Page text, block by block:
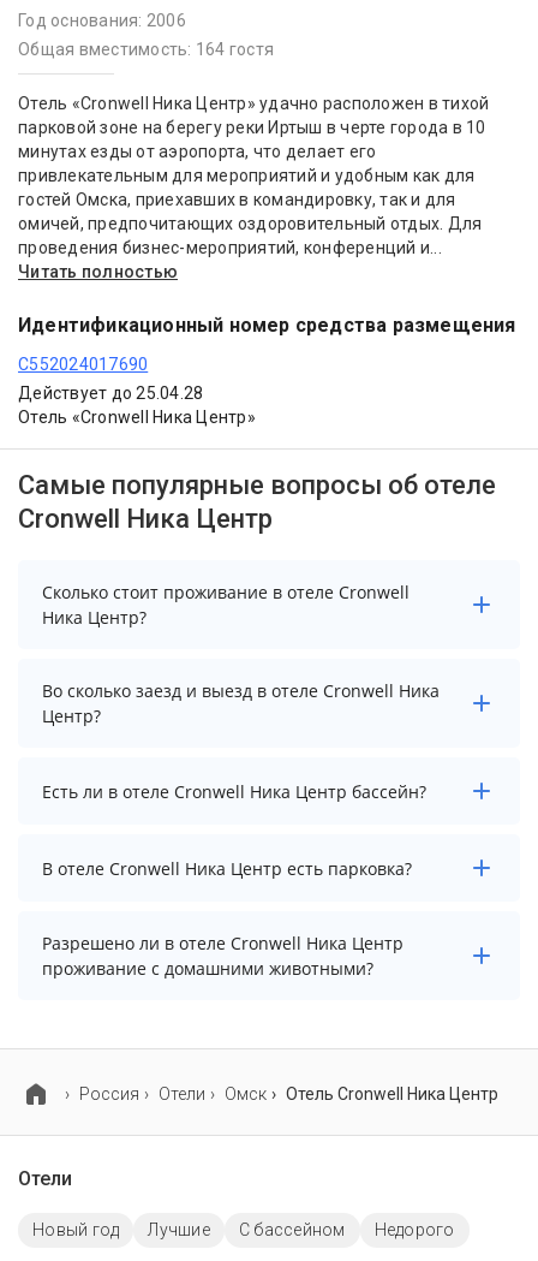
Год основания: 2006
Общая вместимость: 164 гостя
Отель «Cronwell Ника Центр» удачно расположен в тихой
парковой зоне на берегу реки Иртыш в черте города в 10
минутах езды от аэропорта, что делает его
привлекательным для мероприятий и удобным как для
гостей Омска, приехавших в командировку, так и для
омичей, предпочитающих оздоровительный отдых. Для
проведения бизнес-мероприятий, конференций и...
Читать полностью
Идентификационный номер средства размещения
С552024017690
Действует до 25.04.28
Отель «Cronwell Ника Центр»
Самые популярные вопросы об отеле
Cronwell Ника Центр
Сколько стоит проживание в отеле Cronwell
Ника Центр?
Стоимость проживания в отеле Cronwell Ника Центр
начинается от 2300 рублей. Чтобы увидеть
актуальные цены на проживание, выберите нужные
Во сколько заезд и выезд в отеле Cronwell Ника
Центр?
Заезд возможен после 14:00, а выезд необходимо
Есть ли в отеле Cronwell Ника Центр бассейн?
В отеле Cronwell Ника Центр нет бассейна.
В отеле Cronwell Ника Центр есть парковка?
В отеле Cronwell Ника Центр есть парковка, уточните
информацию перед бронированием у менеджера,
возможно, услуга оплачивается отдельно.
Разрешено ли в отеле Cronwell Ника Центр
проживание с домашними животными?
Россия Отели Омск Отель Cronwell Ника Центр
Отели
Новый год Лучшие C бассейном Недорого